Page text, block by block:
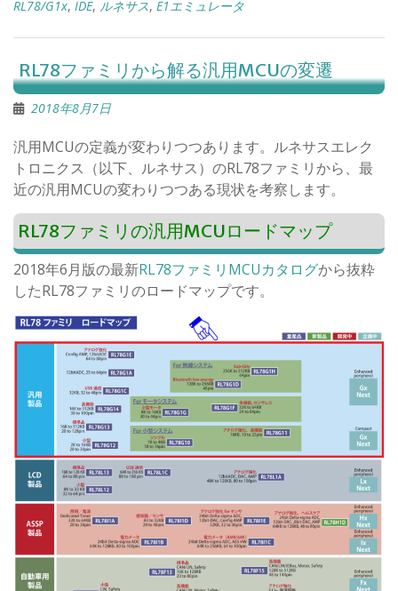
RL78/G1x, IDE, ルネサス, E1エミュレータ
RL78ファミリから解る汎用MCUの変遷
2018年8月7日
汎用MCUの定義が変わりつつあります。ルネサスエレク
トロニクス（以下、ルネサス）のRL78ファミリから、最
近の汎用MCUの変わりつつある現状を考察します。
RL78ファミリの汎用MCUロードマップ
2018年6月版の最新RL78ファミリMCUカタログから抜粋
したRL78ファミリのロードマップです。